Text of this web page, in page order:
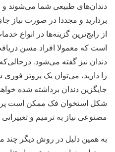
دندان‌های طبیعی شما می‌شوند و
بردارید و مجددا در صورت نیاز
از رایج‌ترین گزینه‌ها در انواع
است که معمولا افراد مسن
دندان نیز گفته می‌شود.
را دارید، می‌توان یک پروتز فوری
جایگزین دندان برداشته شده
شکل استخوان فک ممکن است
مصنوعی نیاز به ترمیم و تغییراتی
به همین دلیل در روش دیگر چند